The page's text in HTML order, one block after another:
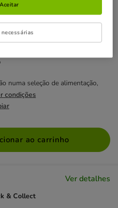
numa seleção de alimentação,
condições
kg
ao carrinho
Ver detalhes
& Collect
Aceitar